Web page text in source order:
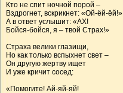
Кто не спит ночной порой –
Вздрогнет, вскрикнет: «Ой-ёй-ёй!»
А в ответ услышит: «АХ!
Бойся-бойся, я – твой Страх!»
Страха велики глазищи,
Но как только вспыхнет свет –
Он другую жертву ищет
И уже кричит сосед:
«Помогите! Ай-яй-яй!